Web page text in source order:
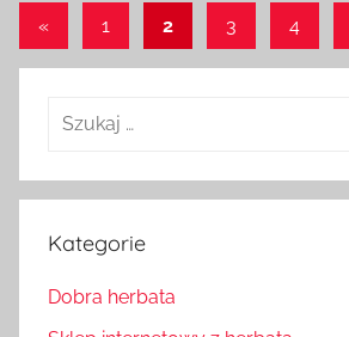
Stronicowanie
wpisów
«Poprzednie
1 2 3 4
Szukaj:
Kategorie
Dobra herbata